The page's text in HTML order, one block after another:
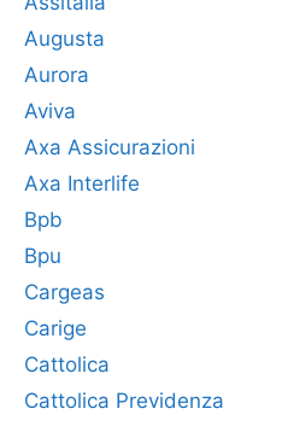
Augusta
Aurora
Aviva
Axa Assicurazioni
Axa Interlife
Bpb
Bpu
Cargeas
Carige
Cattolica
Cattolica Previdenza